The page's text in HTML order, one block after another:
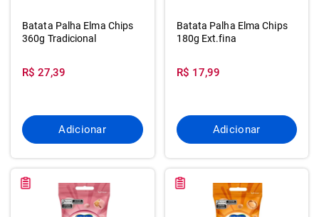
Batata Palha Elma Chips
360g Tradicional
R$ 27,39
Adicionar
Batata Palha Elma Chips
180g Ext.fina
R$ 17,99
Adicionar